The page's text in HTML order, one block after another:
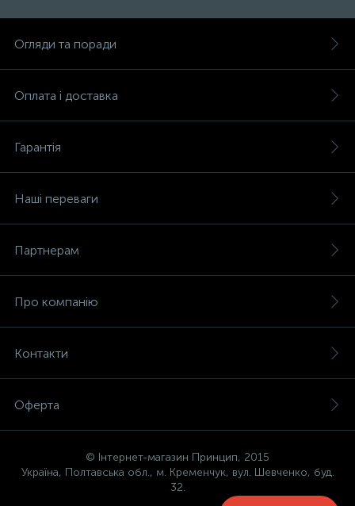
Огляди та поради
Оплата і доставка
Гарантія
Наші переваги
Партнерам
Про компанію
Контакти
Оферта
© Інтернет-магазин Принцип, 2015
Україна, Полтавська обл., м. Кременчук, вул. Шевченко, буд.
32.